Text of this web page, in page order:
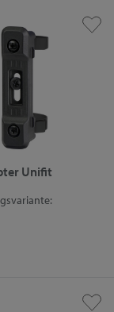
Unifit